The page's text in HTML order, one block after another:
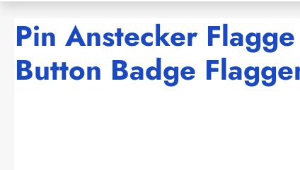
Pin Anstecker
Button Badge